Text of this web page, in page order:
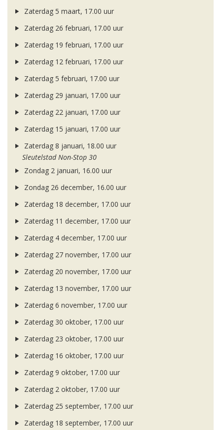
Zaterdag 5 maart, 17.00 uur
Zaterdag 26 februari, 17.00 uur
Zaterdag 19 februari, 17.00 uur
Zaterdag 12 februari, 17.00 uur
Zaterdag 5 februari, 17.00 uur
Zaterdag 29 januari, 17.00 uur
Zaterdag 22 januari, 17.00 uur
Zaterdag 15 januari, 17.00 uur
Zaterdag 8 januari, 18.00 uur
Sleutelstad Non-Stop 30
Zondag 2 januari, 16.00 uur
Zondag 26 december, 16.00 uur
Zaterdag 18 december, 17.00 uur
Zaterdag 11 december, 17.00 uur
Zaterdag 4 december, 17.00 uur
Zaterdag 27 november, 17.00 uur
Zaterdag 20 november, 17.00 uur
Zaterdag 13 november, 17.00 uur
Zaterdag 6 november, 17.00 uur
Zaterdag 30 oktober, 17.00 uur
Zaterdag 23 oktober, 17.00 uur
Zaterdag 16 oktober, 17.00 uur
Zaterdag 9 oktober, 17.00 uur
Zaterdag 2 oktober, 17.00 uur
Zaterdag 25 september, 17.00 uur
Zaterdag 18 september, 17.00 uur